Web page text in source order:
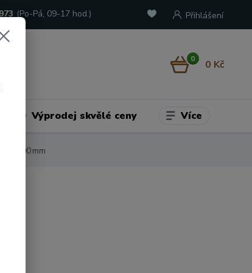
Přihlášení
(Po-Pá, 09-17 hod.)
0 0 Kč
Výprodej skvělé ceny Více
200 mm